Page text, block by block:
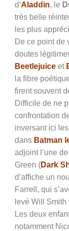
d’Aladdin, le
très belle
les plus
De ce point de
doutes
Beetlejuice et
la fibre
firent souvent
Difficile de ne
confrontation
inversant ici
dans Batman
adjoint l’une
Green (Dark
d’affiche un
Farrell, qui
levé Will
Les deux
notamment